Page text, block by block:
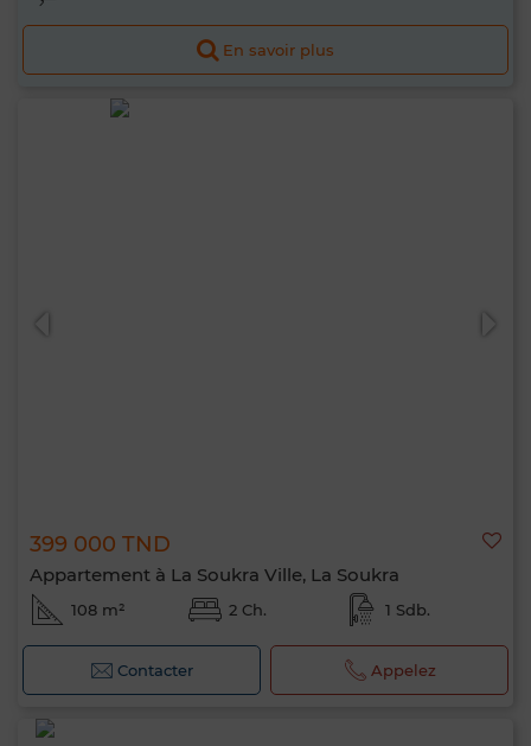
En savoir plus
399 000 TND
Appartement à La Soukra Ville, La Soukra
108 m² 2 Ch. 1 Sdb.
Contacter Appelez